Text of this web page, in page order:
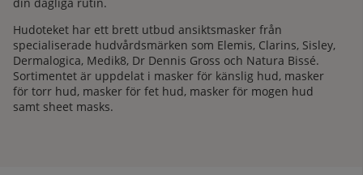
Hudoteket har ett brett utbud ansiktsmasker från
specialiserade hudvårdsmärken som Elemis, Clarins, Sisley,
Dermalogica, Medik8, Dr Dennis Gross och Natura Bissé.
Sortimentet är uppdelat i masker för känslig hud, masker
för torr hud, masker för fet hud, masker för mogen hud
samt sheet masks.